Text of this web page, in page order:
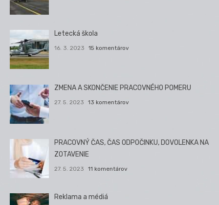
Letecká škola
16. 3. 2023 15 komentárov
ZMENA A SKONČENIE PRACOVNÉHO POMERU
27. 5. 2023 13 komentárov
PRACOVNÝ ČAS, ČAS ODPOČINKU, DOVOLENKA NA
ZOTAVENIE
27. 5. 2023 11 komentárov
Reklama a médiá